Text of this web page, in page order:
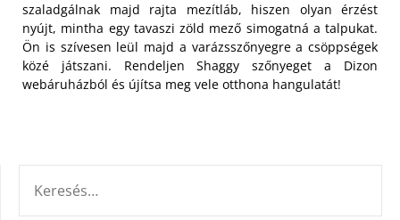
szaladgálnak majd rajta mezítláb, hiszen olyan érzést
nyújt, mintha egy tavaszi zöld mező simogatná a talpukat.
Ön is szívesen leül majd a varázsszőnyegre a csöppségek
közé játszani. Rendeljen Shaggy szőnyeget a Dizon
webáruházból és újítsa meg vele otthona hangulatát!